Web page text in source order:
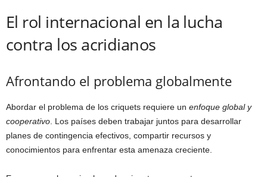
El rol internacional en la lucha
contra los acridianos
Afrontando el problema globalmente
Abordar el problema de los criquets requiere un enfoque global y
cooperativo . Los países deben trabajar juntos para desarrollar
planes de contingencia efectivos, compartir recursos y
conocimientos para enfrentar esta amenaza creciente.